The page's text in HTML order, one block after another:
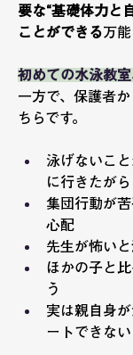
要な“基礎体力と
ことができる万能
初めての水泳教
一方で、保護者
ちらです。
泳げないこ
に行きたが
集団行動が
心配
先生が怖い
ほかの子と
う
実は親自身
ートできない